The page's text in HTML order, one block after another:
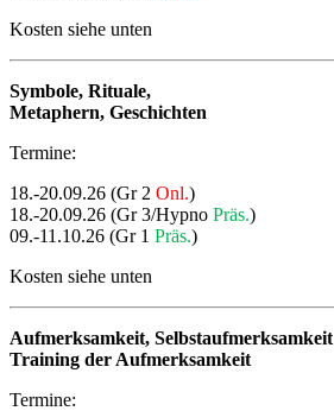
Kosten siehe unten
Symbole, Rituale,
Metaphern, Geschichten
Termine:
18.-20.09.26 (Gr 2 Onl.)
18.-20.09.26 (Gr 3/Hypno Präs.)
09.-11.10.26 (Gr 1 Präs.)
Kosten siehe unten
Aufmerksamkeit, Selbstaufmerksamkeit
Training der Aufmerksamkeit
Termine: